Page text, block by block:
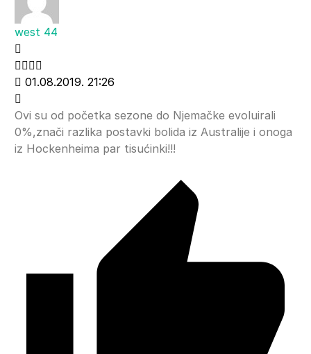
west 44
01.08.2019. 21:26
Ovi su od početka sezone do Njemačke evoluirali
0%,znači razlika postavki bolida iz Australije i onoga
iz Hockenheima par tisućinki!!!